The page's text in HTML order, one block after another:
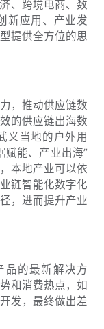
、跨境电商、数
新应用、产业发
提供全方位的思
，推动供应链数
的供应链出海数
义当地的户外用
赋能、产业出海”
，本地产业可以依
链智能化数字化
，进而提升产业
品的最新解决方
和消费热点，如
发，最终做出差